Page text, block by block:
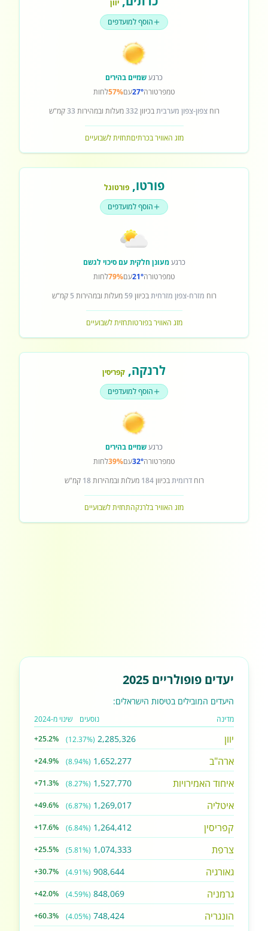
יוון
הוסף למועדפים
כרגעשמיים בהירים
טמפרטורה27°עם57%לחות
רוחצפון-צפון מערביתבכיוון332מעלות ובמהירות 33קמ"ש
מזג האוויר בכרתיםתחזית לשבועיים
פורטו,פורטוגל
הוסף למועדפים
כרגעמעונן חלקית עם סיכוי לגשם
טמפרטורה21°עם79%לחות
רוח מזרח-צפון מזרחיתבכיוון59 מעלות ובמהירות 5 קמ"ש
מזג האוויר בפורטותחזית לשבועיים
לרנקה, קפריסין
הוסף למועדפים
כרגעשמיים בהירים
טמפרטורה32°עם39%לחות
רוחדרומיתבכיוון184 מעלות ובמהירות18 קמ"ש
מזג האוויר בלרנקהתחזית לשבועיים
יעדים פופולריים 2025
היעדים המובילים בטיסות הישראלים:
מדינה נוסעים שינוי מ-2024
יוון 2,285,326
(12.37%)
+25.2%
ארה"ב 1,652,277
(8.94%)
+24.9%
איחוד האמירויות 1,527,770
(8.27%)
+71.3%
איטליה 1,269,017
(6.87%)
+49.6%
קפריסין 1,264,412
(6.84%)
+17.6%
צרפת 1,074,333
(5.81%)
+25.5%
גאורגיה 908,644
(4.91%)
+30.7%
גרמניה 848,069
(4.59%)
+42.0%
הונגריה 748,424
(4.05%)
+60.3%